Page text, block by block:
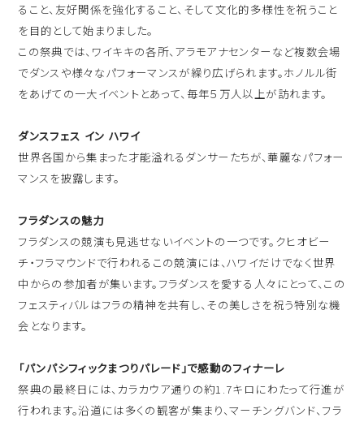
ること、友好関係を強化すること、そして文化的多様性を祝うこと
を目的として始まりました。
この祭典では、ワイキキの各所、アラモアナセンターなど複数会場
でダンスや様々なパフォーマンスが繰り広げられます。ホノルル街
をあげての一大イベントとあって、毎年５万人以上が訪れます。
ダンスフェス イン ハワイ
世界各国から集まった才能溢れるダンサーたちが、華麗なパフォー
マンスを披露します。
フラダンスの魅力
フラダンスの競演も見逃せないイベントの一つです。クヒオビー
チ・フラマウンドで行われるこの競演には、ハワイだけでなく世界
中からの参加者が集います。フラダンスを愛する人々にとって、この
フェスティバルはフラの精神を共有し、その美しさを祝う特別な機
会となります。
「パンパシフィックまつりパレード」で感動のフィナーレ
祭典の最終日には、カラカウア通りの約1.7キロにわたって行進が
行われます。沿道には多くの観客が集まり、マーチングバンド、フラ
ハワイの最新情報
お問い合わせ
ご予約の流れ
宿泊+航空券を検索
シェラトン・ワイキキ・ビーチリゾート
ロイヤルハワイアン ラグジュアリーコレクションリゾート
モアナサーフライダー ウェスティンリゾート&スパ
シェラトン プリンセス・カイウラニ
シェラトン・マウイ・リゾート&スパ
ご予約内容の確認・キャンセル